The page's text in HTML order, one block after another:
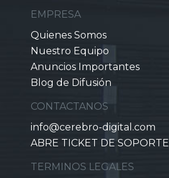
EMPRESA
Quienes Somos
Nuestro Equipo
Anuncios Importantes
Blog de Difusión
CONTACTANOS
info@cerebro-digital.com
ABRE TICKET DE SOPORTE
TERMINOS LEGALES